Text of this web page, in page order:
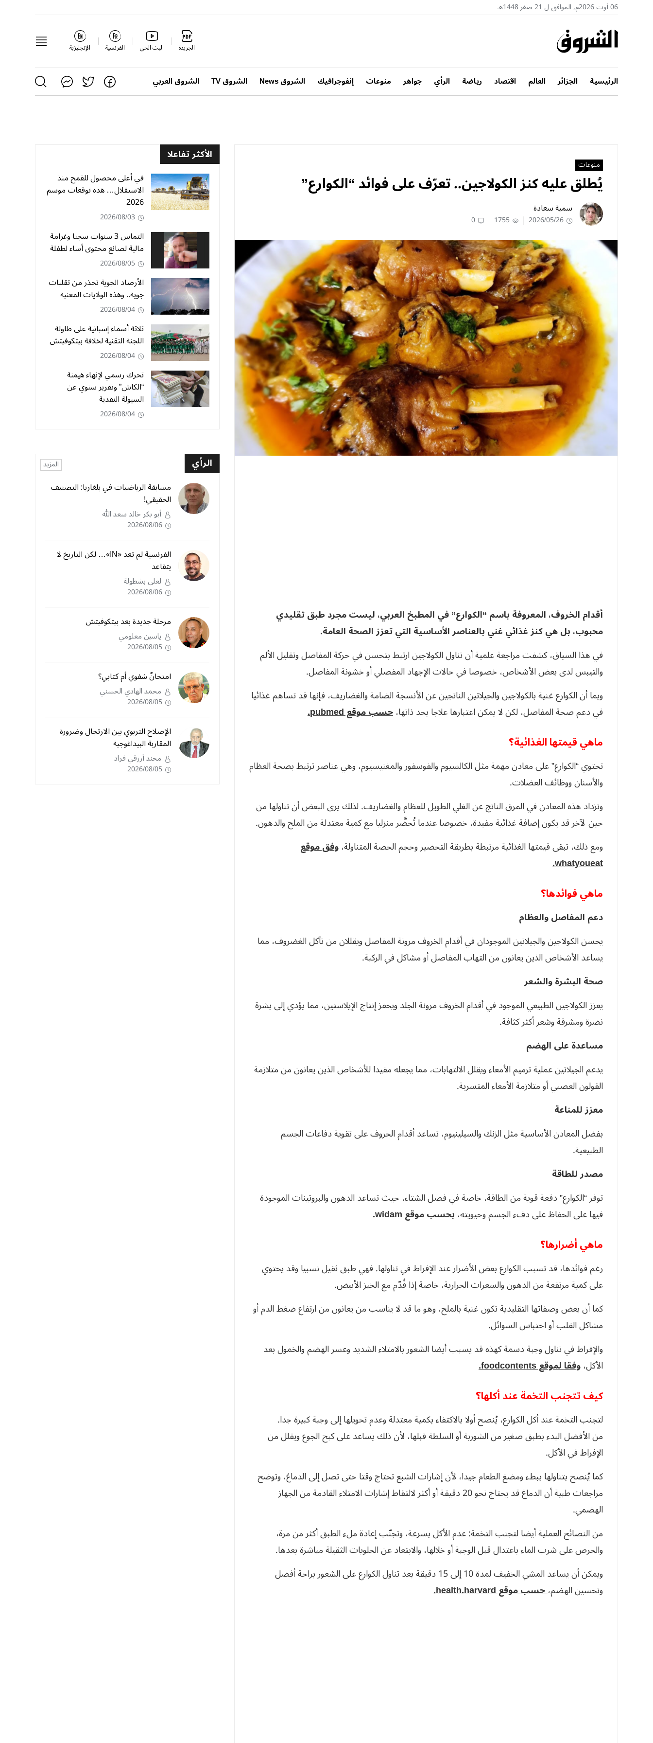
06 أوت 2026م, الموافق ل 21 صفر 1448هـ
الجريدة البث الحي الفرنسية الإنجليزية
الرئيسية الجزائر العالم اقتصاد رياضة الرأي جواهر منوعات إنفوجرافيك الشروق News الشروق TV الشروق العربي
منوعات
يُطلق عليه كنز الكولاجين.. تعرّف على فوائد “الكوارع”
سمية سعادة
2026/05/26
1755
0
أقدام الخروف، المعروفة باسم “الكوارع” في المطبخ العربي، ليست مجرد طبق تقليدي
محبوب، بل هي كنز غذائي غني بالعناصر الأساسية التي تعزز الصحة العامة.
في هذا السياق، كشفت مراجعة علمية أن تناول الكولاجين ارتبط بتحسن في حركة المفاصل وتقليل الألم
والتيبس لدى بعض الأشخاص، خصوصا في حالات الإجهاد المفصلي أو خشونة المفاصل.
وبما أن الكوارع غنية بالكولاجين والجيلاتين الناتجين عن الأنسجة الضامة والغضاريف، فإنها قد تساهم غذائيا
في دعم صحة المفاصل، لكن لا يمكن اعتبارها علاجا بحد ذاتها،حسب موقع pubmed.
ماهي قيمتها الغذائية؟
تحتوي “الكوارع” على معادن مهمة مثل الكالسيوم والفوسفور والمغنيسيوم، وهي عناصر ترتبط بصحة العظام
والأسنان ووظائف العضلات.
وتزداد هذه المعادن في المرق الناتج عن الغلي الطويل للعظام والغضاريف. لذلك يرى البعض أن تناولها من
حين لآخر قد يكون إضافة غذائية مفيدة، خصوصا عندما تُحضَّر منزليا مع كمية معتدلة من الملح والدهون.
ومع ذلك، تبقى قيمتها الغذائية مرتبطة بطريقة التحضير وحجم الحصة المتناولة،وفق موقع
whatyoueat.
ماهي فوائدها؟
دعم المفاصل والعظام
يحسن الكولاجين والجيلاتين الموجودان في أقدام الخروف مرونة المفاصل ويقللان من تآكل الغضروف، مما
يساعد الأشخاص الذين يعانون من التهاب المفاصل أو مشاكل في الركبة.
صحة البشرة والشعر
يعزز الكولاجين الطبيعي الموجود في أقدام الخروف مرونة الجلد ويحفز إنتاج الإيلاستين، مما يؤدي إلى بشرة
نضرة ومشرقة وشعر أكثر كثافة.
مساعدة على الهضم
يدعم الجيلاتين عملية ترميم الأمعاء ويقلل الالتهابات، مما يجعله مفيدا للأشخاص الذين يعانون من متلازمة
القولون العصبي أو متلازمة الأمعاء المتسربة.
معزز للمناعة
بفضل المعادن الأساسية مثل الزنك والسيلينيوم، تساعد أقدام الخروف على تقوية دفاعات الجسم
الطبيعية.
مصدر للطاقة
توفر “الكوارع” دفعة قوية من الطاقة، خاصة في فصل الشتاء، حيث تساعد الدهون والبروتينات الموجودة
فيها على الحفاظ على دفء الجسم وحيويته،بحسب موقع widam.
ماهي أضرارها؟
رغم فوائدها، قد تسبب الكوارع بعض الأضرار عند الإفراط في تناولها. فهي طبق ثقيل نسبيا وقد يحتوي
على كمية مرتفعة من الدهون والسعرات الحرارية، خاصة إذا قُدّم مع الخبز الأبيض.
كما أن بعض وصفاتها التقليدية تكون غنية بالملح، وهو ما قد لا يناسب من يعانون من ارتفاع ضغط الدم أو
مشاكل القلب أو احتباس السوائل.
والإفراط في تناول وجبة دسمة كهذه قد يسبب أيضا الشعور بالامتلاء الشديد وعسر الهضم والخمول بعد
الأكل،وفقا لموقع foodcontents.
كيف تتجنب التخمة عند أكلها؟
لتجنب التخمة عند أكل الكوارع، يُنصح أولا بالاكتفاء بكمية معتدلة وعدم تحويلها إلى وجبة كبيرة جدا.
من الأفضل البدء بطبق صغير من الشوربة أو السلطة قبلها، لأن ذلك يساعد على كبح الجوع ويقلل من
الإفراط في الأكل.
كما يُنصح بتناولها ببطء ومضغ الطعام جيدا، لأن إشارات الشبع تحتاج وقتا حتى تصل إلى الدماغ، وتوضح
مراجعات طبية أن الدماغ قد يحتاج نحو 20 دقيقة أو أكثر لالتقاط إشارات الامتلاء القادمة من الجهاز
الهضمي.
من النصائح العملية أيضا لتجنب التخمة: عدم الأكل بسرعة، وتجنّب إعادة ملء الطبق أكثر من مرة،
والحرص على شرب الماء باعتدال قبل الوجبة أو خلالها، والابتعاد عن الحلويات الثقيلة مباشرة بعدها.
ويمكن أن يساعد المشي الخفيف لمدة 10 إلى 15 دقيقة بعد تناول الكوارع على الشعور براحة أفضل
وتحسين الهضم،حسب موقع health.harvard.
الأكثر تفاعلا
في أعلى محصول للقمح منذ
الاستقلال… هذه توقعات موسم
2026
2026/08/03
التماس 3 سنوات سجنا وغرامة
مالية لصانع محتوى أساء لطفلة
2026/08/05
الأرصاد الجوية تحذر من تقلبات
جوية.. وهذه الولايات المعنية
2026/08/04
ثلاثة أسماء إسبانية على طاولة
اللجنة التقنية لخلافة بيتكوفيتش
2026/08/04
تحرك رسمي لإنهاء هيمنة
“الكاش” وتقرير سنوي عن
السيولة النقدية
2026/08/04
الرأي المزيد
مسابقة الرياضيات في بلغاريا: التصنيف
الحقيقي!
أبو بكر خالد سعد الله
2026/08/06
الفرنسية لم تعد «IN»… لكن التاريخ لا
يتقاعد
لعلى بشطولة
2026/08/06
مرحلة جديدة بعد بيتكوفيتش
ياسين معلومي
2026/08/05
امتحانٌ شفوي أم كتابي؟
محمد الهادي الحسني
2026/08/05
الإصلاح التربوي بين الارتجال وضرورة
المقاربة البيداغوجية
محند أرزقي فراد
2026/08/05